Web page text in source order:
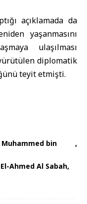
açıklamada da
yaşanmasını
ulaşılması
diplomatik
teyit etmişti.
Muhammed bin
Ahmed Al Sabah